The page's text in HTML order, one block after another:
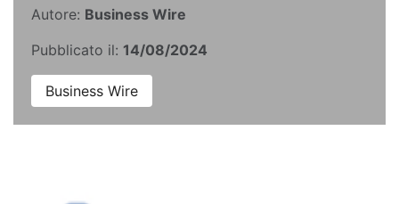
Autore: Business Wire
Pubblicato il: 14/08/2024
Business Wire